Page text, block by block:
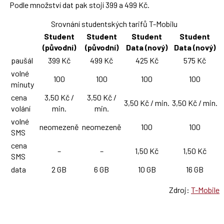
Podle množství dat pak stojí 399 a 499 Kč.
Srovnání studentských tarifů T-Mobilu
Student
(původní)
Student
(původní)
Student
Data (nový)
Student
Data (nový)
paušál
399 Kč 499 Kč 425 Kč
575 Kč
volné
minuty
100 100 100
100
cena
volání
3,50 Kč /
min.
3,50 Kč /
min.
3,50 Kč / min. 3,50 Kč / min.
volné
SMS
neomezeně neomezeně 100
100
cena
SMS
– – 1,50 Kč
1,50 Kč
data
2 GB 6 GB 10 GB 16 GB
Zdroj:T-Mobile